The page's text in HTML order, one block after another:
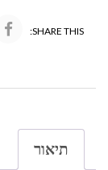
SHARE THIS:
תיאור